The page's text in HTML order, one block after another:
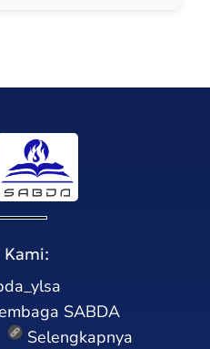
SABDA
Selengkapnya